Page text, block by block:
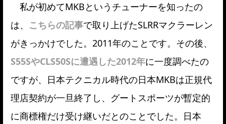
私が初めてMKBというチューナーを知ったの
は、 こちらの記事で取り上げたSLRRマクラーレン
がきっかけでした。2011年のことです。その後、
S55SやCLS50Sに遭遇した2012年に一度調べたの
ですが、日本テクニカル時代の日本MKBは正規代
理店契約が一旦終了し、グートスポーツが暫定的
に商標権だけ受け継いだとのことでした。日本